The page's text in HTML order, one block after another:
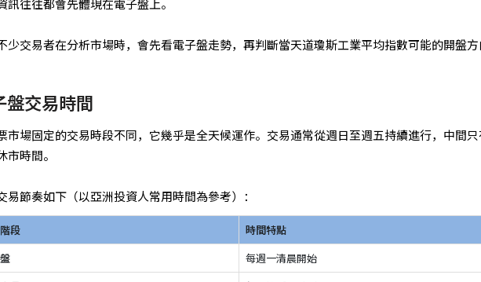
訊往往都會先體現在電子盤上。
少交易者在分析市場時，會先看電子盤走勢，再判斷當天道瓊斯工業平均指數可能的開盤
盤交易時間
市場固定的交易時段不同，它幾乎是全天候運作。交易通常從週日至週五持續進行，中間
市時間。
易節奏如下（以亞洲投資人常用時間為參考）：
段 時間特點
每週一清晨開始